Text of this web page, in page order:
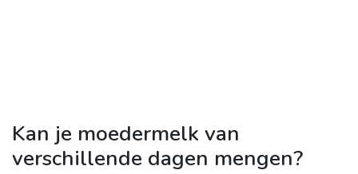
Kan je moedermelk van
verschillende dagen mengen?